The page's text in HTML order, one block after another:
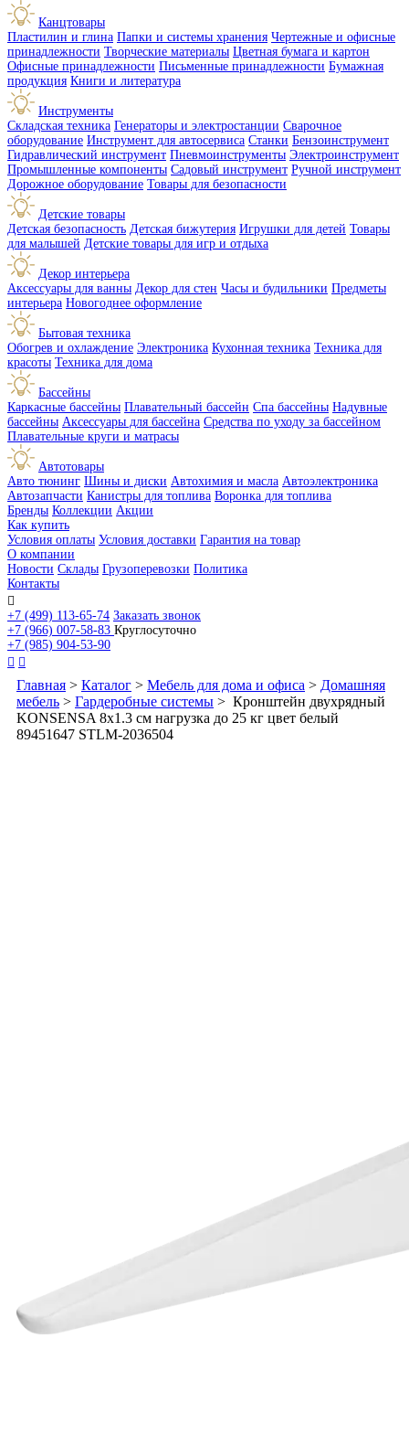
Канцтовары
Пластилин и глина Папки и системы хранения Чертежные и офисные
принадлежности Творческие материалы Цветная бумага и картон
Офисные принадлежности Письменные принадлежности Бумажная
продукция Книги и литература
Инструменты
Складская техника Генераторы и электростанции Сварочное
оборудование Инструмент для автосервиса Станки Бензоинструмент
Гидравлический инструмент Пневмоинструменты Электроинструмент
Промышленные компоненты Садовый инструмент Ручной инструмент
Дорожное оборудование Товары для безопасности
Детские товары
Детская безопасность Детская бижутерия Игрушки для детей Товары
для малышей Детские товары для игр и отдыха
Декор интерьера
Аксессуары для ванны Декор для стен Часы и будильники Предметы
интерьера Новогоднее оформление
Бытовая техника
Обогрев и охлаждение Электроника Кухонная техника Техника для
красоты Техника для дома
Бассейны
Каркасные бассейны Плавательный бассейн Спа бассейны Надувные
бассейны Аксессуары для бассейна Средства по уходу за бассейном
Плавательные круги и матрасы
Автотовары
Авто тюнинг Шины и диски Автохимия и масла Автоэлектроника
Автозапчасти Канистры для топлива Воронка для топлива
Бренды Коллекции Акции
Как купить
Условия оплаты Условия доставки Гарантия на товар
О компании
Новости Склады Грузоперевозки Политика
Контакты

+7 (499) 113-65-74 Заказать звонок
+7 (966) 007-58-83 Круглосуточно
+7 (985) 904-53-90
 
Главная > Каталог > Мебель для дома и офиса > Домашняя
мебель > Гардеробные системы > Кронштейн двухрядный
KONSENSA 8x1.3 см нагрузка до 25 кг цвет белый
89451647 STLM-2036504